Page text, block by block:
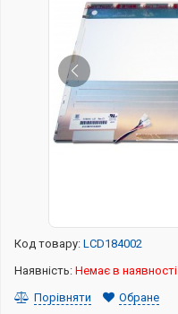
Код товару: LCD184002
Наявність: Немає в наявності
Порівняти
Обране